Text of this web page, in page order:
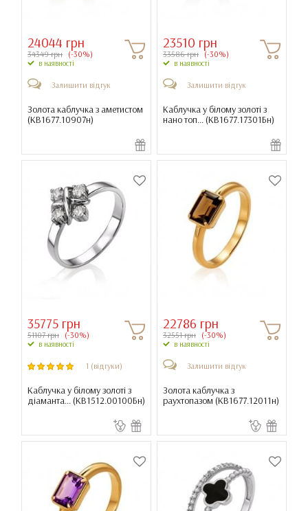
24044 грн
34349 грн (-30%)
в наявності
Залишити відгук
Золота каблучка з аметистом
(КВ1677.10907н)
23510 грн
33586 грн (-30%)
в наявності
Залишити відгук
Каблучка у білому золоті з
нано топ... (КВ1677.17301Бн)
35775 грн
51107 грн (-30%)
в наявності
1 (відгуки)
Каблучка у білому золоті з
діаманта... (КВ1512.00100Бн)
22786 грн
32551 грн (-30%)
в наявності
Залишити відгук
Золота каблучка з
раухтопазом (КВ1677.12011н)